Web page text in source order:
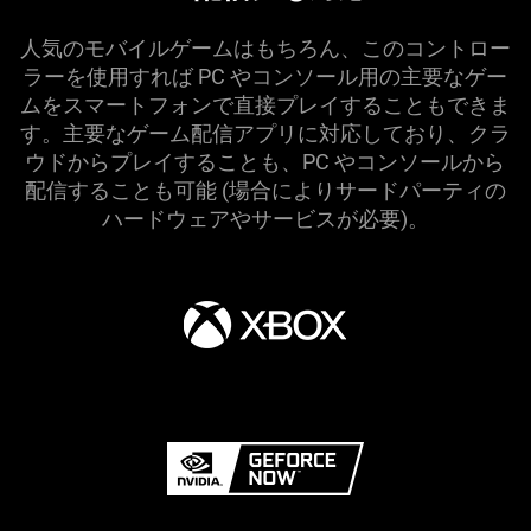
人気のモバイルゲームはもちろん、このコントロー
ラーを使用すれば PC やコンソール用の主要なゲー
ムをスマートフォンで直接プレイすることもできま
す。主要なゲーム配信アプリに対応しており、クラ
ウドからプレイすることも、PC やコンソールから
配信することも可能 (場合によりサードパーティの
ハードウェアやサービスが必要)。